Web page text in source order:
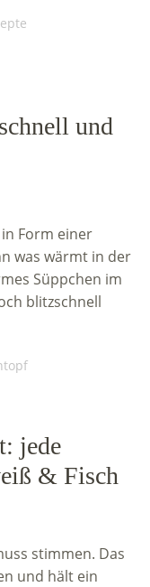
und
Form einer
was wärmt in der
Süppchen im
blitzschnell
jede
& Fisch
stimmen. Das
und hält ein